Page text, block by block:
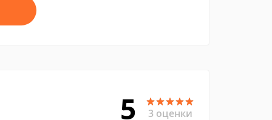
5 3 оценки